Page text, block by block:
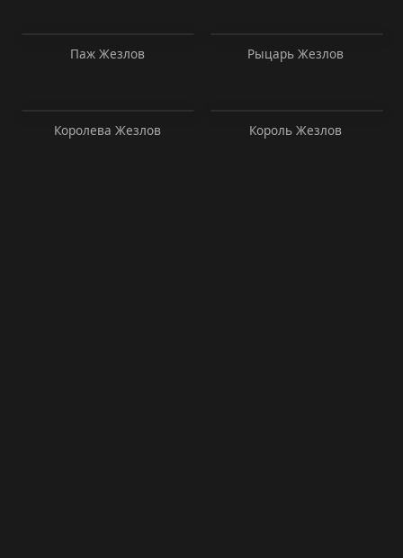
Паж Жезлов Рыцарь Жезлов
Королева Жезлов Король Жезлов